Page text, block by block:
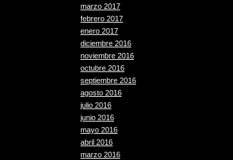
marzo 2017
febrero 2017
enero 2017
diciembre 2016
noviembre 2016
octubre 2016
septiembre 2016
agosto 2016
julio 2016
junio 2016
mayo 2016
abril 2016
marzo 2016